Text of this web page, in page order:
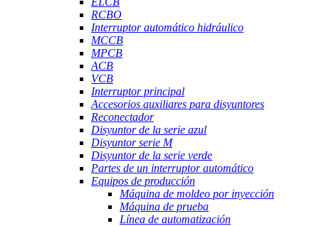
RCBO
Interruptor automático hidráulico
MCCB
MPCB
ACB
VCB
Interruptor principal
Accesorios auxiliares para disyuntores
Reconectador
Disyuntor de la serie azul
Disyuntor serie M
Disyuntor de la serie verde
Partes de un interruptor automático
Equipos de producción
Máquina de moldeo por inyección
Máquina de prueba
Línea de automatización